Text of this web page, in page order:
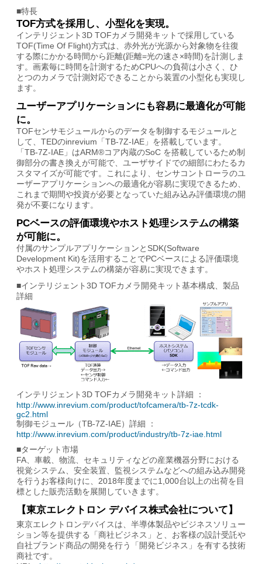
■特長
TOF方式を採用し、小型化を実現。
インテリジェント3D TOFカメラ開発キットで採用している
TOF(Time Of Flight)方式は、赤外光が光源から対象物を往復
する際にかかる時間から距離(距離=光の速さ×時間)を計測しま
す。画素毎に時間を計測するためCPUへの負荷は小さく、ひ
とつのカメラで計測対応できることから装置の小型化も実現し
ます。
ユーザーアプリケーションにも容易に最適化が可能
に。
TOFセンサモジュールからのデータを制御するモジュールと
して、TEDのinrevium「TB-7Z-IAE」を搭載しています。
「TB-7Z-IAE」はARM®コア内蔵のSoC を搭載しているため制
御部分の書き換えが可能で、ユーザサイドでの細部にわたるカ
スタマイズが可能です。これにより、センサコントローラのユ
ーザーアプリケーションへの最適化が容易に実現できるため、
これまで期間や投資が必要となっていた組み込み評価環境の開
発が不要になります。
PCベースの評価環境やホスト処理システムの構築
が可能に。
付属のサンプルアプリケーションとSDK(Software
Development Kit)を活用することでPCベースによる評価環境
やホスト処理システムの構築が容易に実現できます。
■インテリジェント3D TOFカメラ開発キット基本構成、製品
詳細
インテリジェント3D TOFカメラ開発キット詳細 ：
http://www.inrevium.com/product/tofcamera/tb-7z-tcdk-
gc2.html
制御モジュール（TB-7Z-IAE）詳細 ：
http://www.inrevium.com/product/industry/tb-7z-iae.html
■ターゲット市場
FA、車載、物流、セキュリティなどの産業機器分野における
視覚システム、安全装置、監視システムなどへの組み込み開発
を行うお客様向けに、2018年度までに1,000台以上の出荷を目
標とした販売活動を展開していきます。
【東京エレクトロン デバイス株式会社について】
東京エレクトロンデバイスは、半導体製品やビジネスソリュー
ション等を提供する「商社ビジネス」と、お客様の設計受託や
自社ブランド商品の開発を行う「開発ビジネス」を有する技術
商社です。